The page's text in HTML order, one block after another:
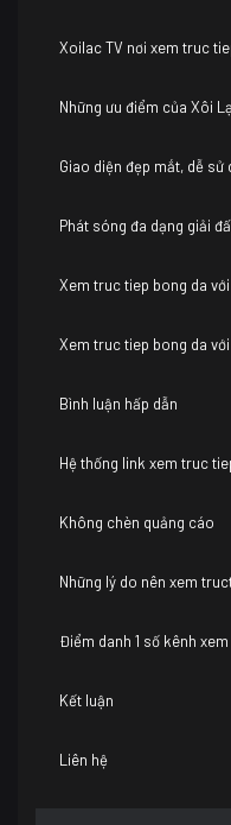
Xoilac TV nơi xem truc
Những ưu điểm của Xôi
Giao diện đẹp mắt, dễ sử
Phát sóng đa dạng giải
Xem truc tiep bong da
Xem truc tiep bong da
Bình luận hấp dẫn
Hệ thống link xem truc
Không chèn quảng cáo
Những lý do nên xem
Điểm danh 1 số kênh
Kết luận
Liên hệ